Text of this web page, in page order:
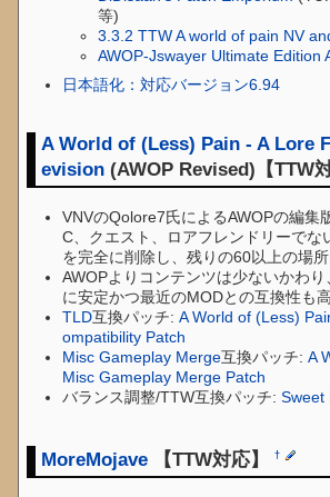
等)
3.3.2 TTW A world of pain NV
AWOP-Jswayer Ultimate Edition
日本語化：対応バージョン6.94
A World of (Less) Pain - A Lore
evision (AWOP Revised)【TTW
VNVのQolore7氏によるAWOPの編集
C、クエスト、ロアフレンドリーでな
を完全に削除し、残りの60以上の場所
AWOPよりコンテンツは少ないかわ
に安定かつ最近のMODとの互換性も高
TLD互換パッチ:A World of (Less)
ompatibility Patch
Misc Gameplay Merge互換パッチ:A
Misc Gameplay Merge Patch
バランス調整/TTW互換パッチ:Sweet
MoreMojave 【TTW対応】†